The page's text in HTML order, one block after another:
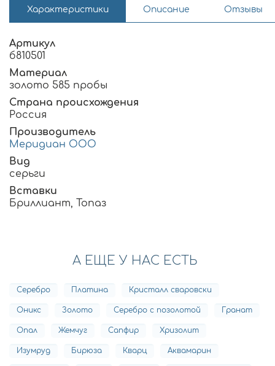
Характеристики Описание Отзывы
Артикул
б810501
Материал
золото 585 пробы
Страна происхождения
Россия
Производитель
Меридиан ООО
Вид
серьги
Вставки
Бриллиант, Топаз
А ЕЩЕ У НАС ЕСТЬ
Серебро Платина Кристалл сваровски
Оникс Золото Серебро с позолотой Гранат
Опал Жемчуг Сапфир Хризолит
Изумруд Бирюза Кварц Аквамарин